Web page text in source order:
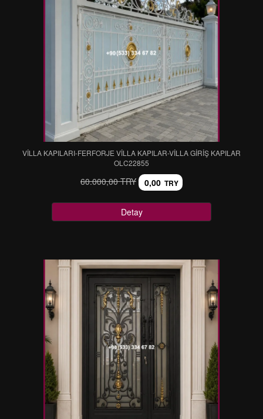
VİLLA KAPILARI-FERFORJE VİLLA KAPILAR-VİLLA GİRİŞ KAPILAR
OLC22855
60.000,00 TRY 0,00 TRY
Detay